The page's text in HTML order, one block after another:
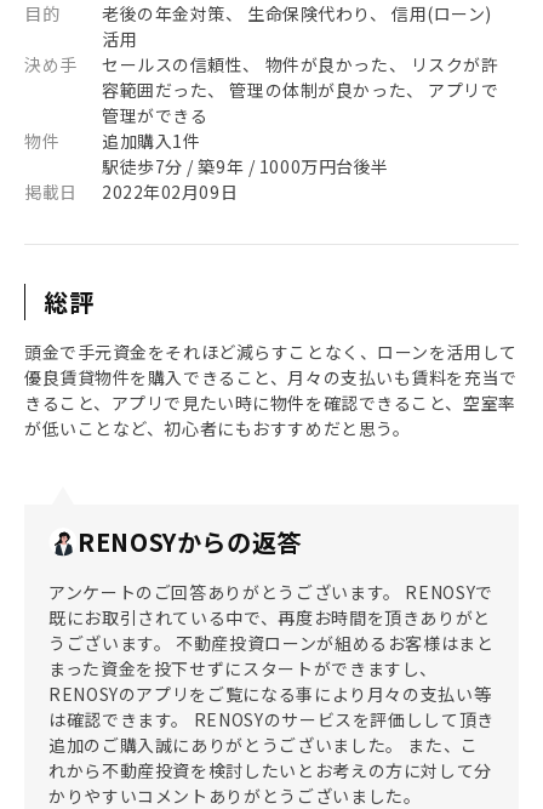
目的
老後の年金対策、 生命保険代わり、 信用(ローン)
活用
決め手
セールスの信頼性、 物件が良かった、 リスクが許
容範囲だった、 管理の体制が良かった、 アプリで
管理ができる
物件
追加購入1件
駅徒歩7分 / 築9年 / 1000万円台後半
掲載日
2022年02月09日
総評
頭金で手元資金をそれほど減らすことなく、ローンを活用して
優良賃貸物件を購入できること、月々の支払いも賃料を充当で
きること、アプリで見たい時に物件を確認できること、空室率
が低いことなど、初心者にもおすすめだと思う。
RENOSYからの返答
アンケートのご回答ありがとうございます。 RENOSYで
既にお取引されている中で、再度お時間を頂きありがと
うございます。 不動産投資ローンが組めるお客様はまと
まった資金を投下せずにスタートができますし、
RENOSYのアプリをご覧になる事により月々の支払い等
は確認できます。 RENOSYのサービスを評価しして頂き
追加のご購入誠にありがとうございました。 また、こ
れから不動産投資を検討したいとお考えの方に対して分
かりやすいコメントありがとうございました。